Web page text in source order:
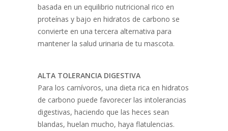
basada en un equilibrio nutricional rico en
proteínas y bajo en hidratos de carbono se
convierte en una tercera alternativa para
mantener la salud urinaria de tu mascota.
ALTA TOLERANCIA DIGESTIVA
Para los carnívoros, una dieta rica en hidratos
de carbono puede favorecer las intolerancias
digestivas, haciendo que las heces sean
blandas, huelan mucho, haya flatulencias.